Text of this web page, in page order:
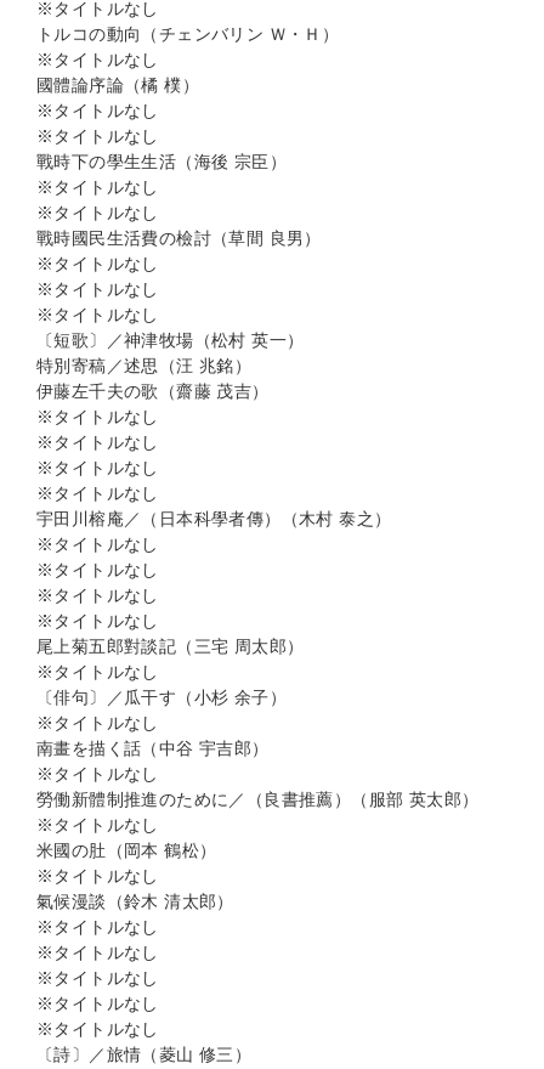
※タイトルなし
トルコの動向（チェンバリン Ｗ・Ｈ）
※タイトルなし
國體論序論（橘 樸）
※タイトルなし
※タイトルなし
戰時下の學生生活（海後 宗臣）
※タイトルなし
※タイトルなし
戰時國民生活費の檢討（草間 良男）
※タイトルなし
※タイトルなし
※タイトルなし
〔短歌〕／神津牧場（松村 英一）
特別寄稿／述思（汪 兆銘）
伊藤左千夫の歌（齋藤 茂吉）
※タイトルなし
※タイトルなし
※タイトルなし
※タイトルなし
宇田川榕庵／（日本科學者傳）（木村 泰之）
※タイトルなし
※タイトルなし
※タイトルなし
※タイトルなし
尾上菊五郎對談記（三宅 周太郎）
※タイトルなし
〔俳句〕／瓜干す（小杉 余子）
※タイトルなし
南畫を描く話（中谷 宇吉郎）
※タイトルなし
勞働新體制推進のために／（良書推薦）（服部 英太郎）
※タイトルなし
米國の肚（岡本 鶴松）
※タイトルなし
氣候漫談（鈴木 清太郎）
※タイトルなし
※タイトルなし
※タイトルなし
※タイトルなし
※タイトルなし
〔詩〕／旅情（菱山 修三）